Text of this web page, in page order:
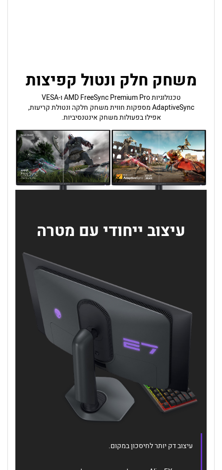
משחק חלק ונטול קפיצות
טכנולוגיות AMD FreeSync Premium Pro ו-VESA
AdaptiveSync מספקות חווית משחק חלקה ונטולת קריעות,
אפילו בפעולות משחק אינטנסיביות.
עיצוב ייחודי עם מטרה
עיצוב דק יותר לחיסכון במקום.